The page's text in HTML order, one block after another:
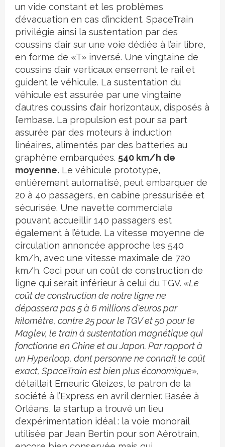
un vide constant et les problèmes
d’évacuation en cas d’incident. SpaceTrain
privilégie ainsi la sustentation par des
coussins d’air sur une voie dédiée à l’air libre,
en forme de «T» inversé. Une vingtaine de
coussins d’air verticaux enserrent le rail et
guident le véhicule. La sustentation du
véhicule est assurée par une vingtaine
d’autres coussins d’air horizontaux, disposés à
l’embase. La propulsion est pour sa part
assurée par des moteurs à induction
linéaires, alimentés par des batteries au
graphène embarquées. 540 km/h de
moyenne. Le véhicule prototype,
entièrement automatisé, peut embarquer de
20 à 40 passagers, en cabine pressurisée et
sécurisée. Une navette commerciale
pouvant accueillir 140 passagers est
également à l’étude. La vitesse moyenne de
circulation annoncée approche les 540
km/h, avec une vitesse maximale de 720
km/h. Ceci pour un coût de construction de
ligne qui serait inférieur à celui du TGV. «Le
coût de construction de notre ligne ne
dépassera pas 5 à 6 millions d'euros par
kilomètre, contre 25 pour le TGV et 50 pour le
Maglev, le train à sustentation magnétique qui
fonctionne en Chine et au Japon. Par rapport à
un Hyperloop, dont personne ne connaît le coût
exact, SpaceTrain est bien plus économique»,
détaillait Emeuric Gleizes, le patron de la
société à l’Express en avril dernier. Basée à
Orléans, la startup a trouvé un lieu
d’expérimentation idéal : la voie monorail
utilisée par Jean Bertin pour son Aérotrain,